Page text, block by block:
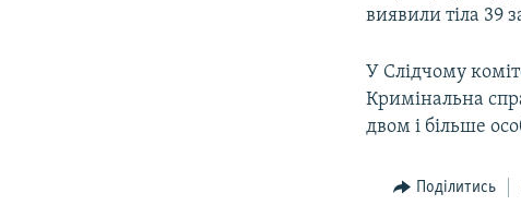
виявили тіла 39
У Слідчому
Кримінальна
двом і більше
Поділитись